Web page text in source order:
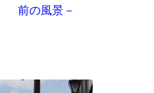
前の風景－